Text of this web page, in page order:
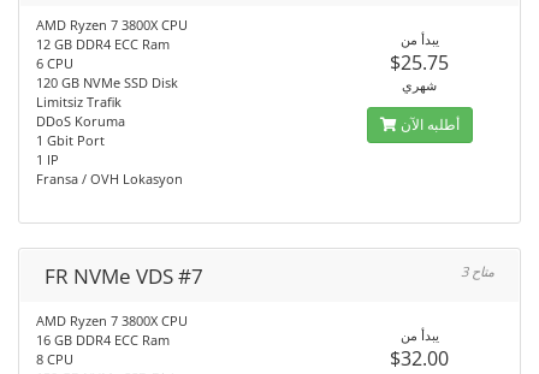
AMD Ryzen 7 3800X CPU
12 GB DDR4 ECC Ram
6 CPU
120 GB NVMe SSD Disk
Limitsiz Trafik
DDoS Koruma
1 Gbit Port
1 IP
Fransa / OVH Lokasyon
يبدأ من
$25.75
شهري
أطلبه الآن
FR NVMe VDS #7 3 متاح
AMD Ryzen 7 3800X CPU
16 GB DDR4 ECC Ram
8 CPU
يبدأ من
$32.00